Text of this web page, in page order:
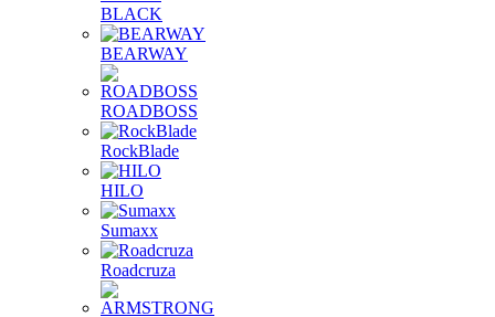
BLACK
BEARWAY
ROADBOSS
RockBlade
HILO
Sumaxx
Roadcruza